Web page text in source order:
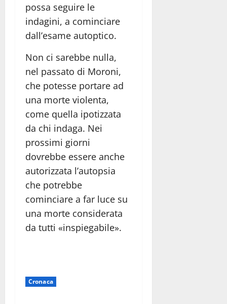
possa seguire le
indagini, a cominciare
dall’esame autoptico.
Non ci sarebbe nulla,
nel passato di Moroni,
che potesse portare ad
una morte violenta,
come quella ipotizzata
da chi indaga. Nei
prossimi giorni
dovrebbe essere anche
autorizzata l’autopsia
che potrebbe
cominciare a far luce su
una morte considerata
da tutti «inspiegabile».
Cronaca